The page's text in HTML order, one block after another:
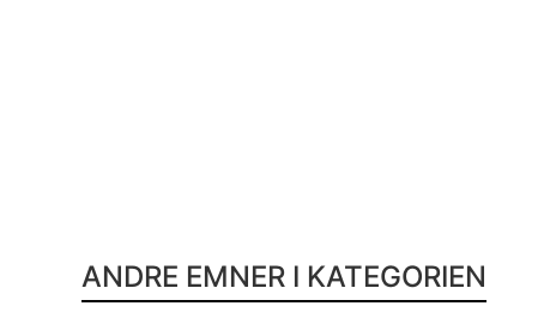
ANDRE EMNER I KATEGORIEN